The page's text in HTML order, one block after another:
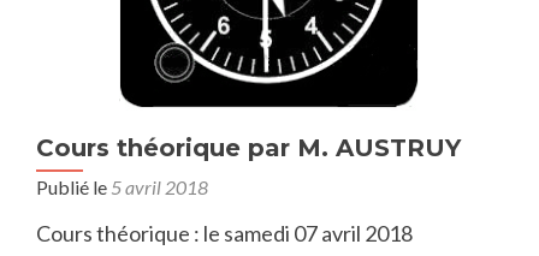
Cours théorique par M. AUSTRUY
Publié le 5 avril 2018
Cours théorique : le samedi 07 avril 2018